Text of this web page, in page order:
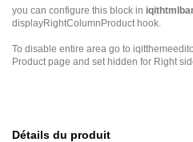
you can configure this block in
displayRightColumnProduct hook.
To disable entire area go to
Product page and set hidden for Right
Détails du produit